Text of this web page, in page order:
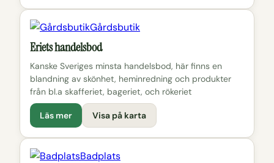
Gårdsbutik
Eriets handelsbod
Kanske Sveriges minsta handelsbod, här finns en
blandning av skönhet, heminredning och produkter
från bl.a skafferiet, bageriet, och rökeriet
Läs mer Visa på karta
Badplats